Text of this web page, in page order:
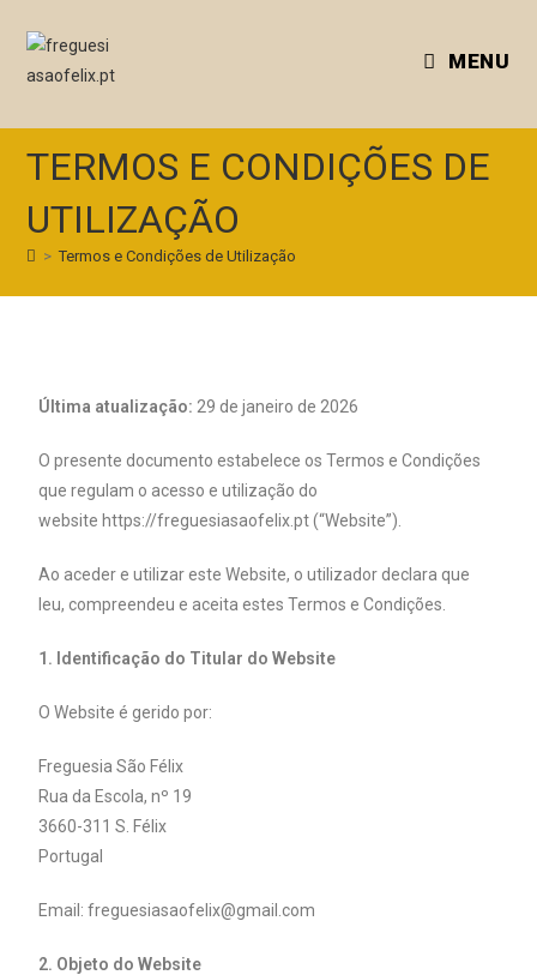
MENU
TERMOS E CONDIÇÕES DE
UTILIZAÇÃO
> Termos e Condições de Utilização
Última atualização: 29 de janeiro de 2026
O presente documento estabelece os Termos e Condições
que regulam o acesso e utilização do
website https://freguesiasaofelix.pt (“Website”).
Ao aceder e utilizar este Website, o utilizador declara que
leu, compreendeu e aceita estes Termos e Condições.
1. Identificação do Titular do Website
O Website é gerido por:
Freguesia São Félix
Rua da Escola,nº 19
3660-311 S. Félix
Portugal
Email: freguesiasaofelix@gmail.com
2. Objeto do Website